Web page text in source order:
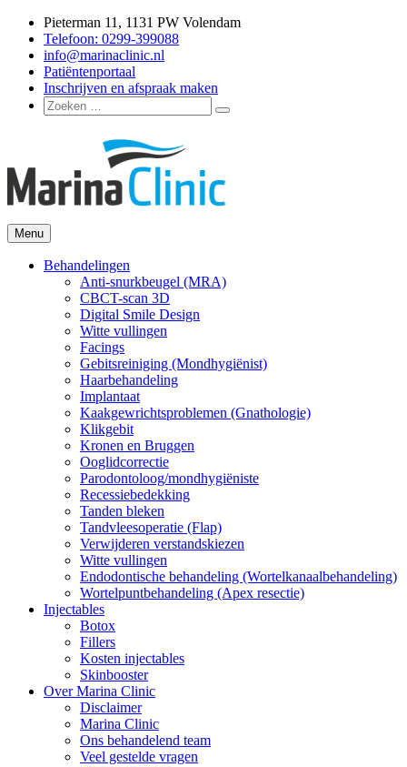
naar
inhoud
Pieterman 11, 1131 PW Volendam
Telefoon: 0299-399088
info@marinaclinic.nl
Patiëntenportaal
Inschrijven en afspraak maken
Zoeken
naar:
Zoeken
Marina Clinic
Omdat u goed in uw vel mag zitten.
Menu
Behandelingen
Anti-snurkbeugel (MRA)
CBCT-scan 3D
Digital Smile Design
Witte vullingen
Facings
Gebitsreiniging (Mondhygiënist)
Haarbehandeling
Implantaat
Kaakgewrichtsproblemen (Gnathologie)
Klikgebit
Kronen en Bruggen
Ooglidcorrectie
Parodontoloog/mondhygiëniste
Recessiebedekking
Tanden bleken
Tandvleesoperatie (Flap)
Verwijderen verstandskiezen
Witte vullingen
Endodontische behandeling (Wortelkanaalbehandeling)
Wortelpuntbehandeling (Apex resectie)
Injectables
Botox
Fillers
Kosten injectables
Skinbooster
Over Marina Clinic
Disclaimer
Marina Clinic
Ons behandelend team
Veel gestelde vragen